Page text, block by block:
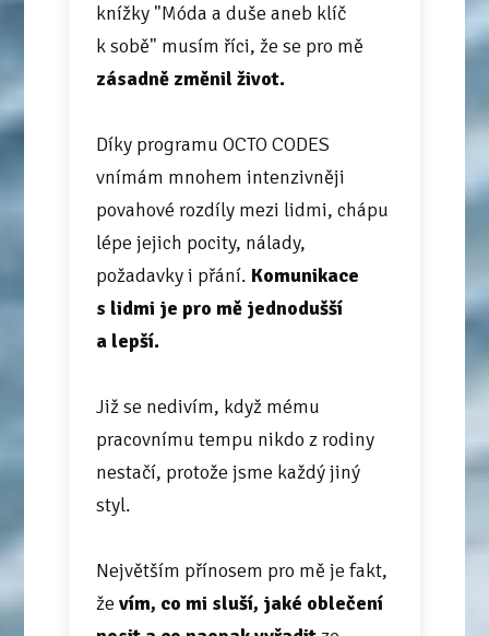
knížky "Móda a duše aneb klíč
k sobě" musím říci, že se pro mě
zásadně změnil život.
Díky programu OCTO CODES
vnímám mnohem intenzivněji
povahové rozdíly mezi lidmi, chápu
lépe jejich pocity, nálady,
požadavky i přání. Komunikace
s lidmi je pro mě jednodušší
a lepší.
Již se nedivím, když mému
pracovnímu tempu nikdo z rodiny
nestačí, protože jsme každý jiný
styl.
Největším přínosem pro mě je fakt,
že vím, co mi sluší, jaké oblečení